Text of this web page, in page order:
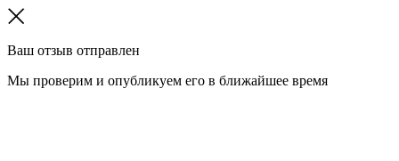
Ваш отзыв отправлен
Мы проверим и опубликуем его в ближайшее время